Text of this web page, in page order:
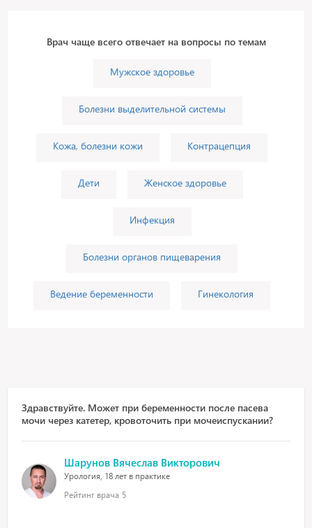
Врач чаще всего отвечает на вопросы по темам
Мужское здоровье
Болезни выделительной системы
Кожа, болезни кожи Контрацепция
Дети Женское здоровье
Инфекция
Болезни органов пищеварения
Ведение беременности Гинекология
Здравствуйте. Может при беременности после пасева
мочи через катетер, кровоточить при мочеиспускании?
Шарунов Вячеслав Викторович
Урология, 18 лет в практике
Рейтинг врача 5